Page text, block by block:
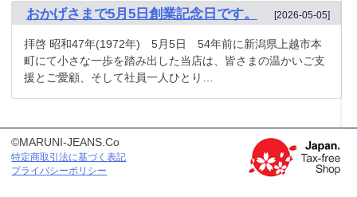
おかげさまで5月5日創業記念日です。 [2026-05-05]
拝啓 昭和47年(1972年) 5月5日 54年前に新潟県上越市本
町にて小さな一歩を踏み出した当店は、皆さまの温かいご支
援とご愛顧、そして社員一人ひとり…
©MARUNI-JEANS.Co
特定商取引法に基づく表記
プライバシーポリシー